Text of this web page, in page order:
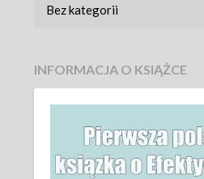
Bez kategorii
INFORMACJA O KSIĄŻCE